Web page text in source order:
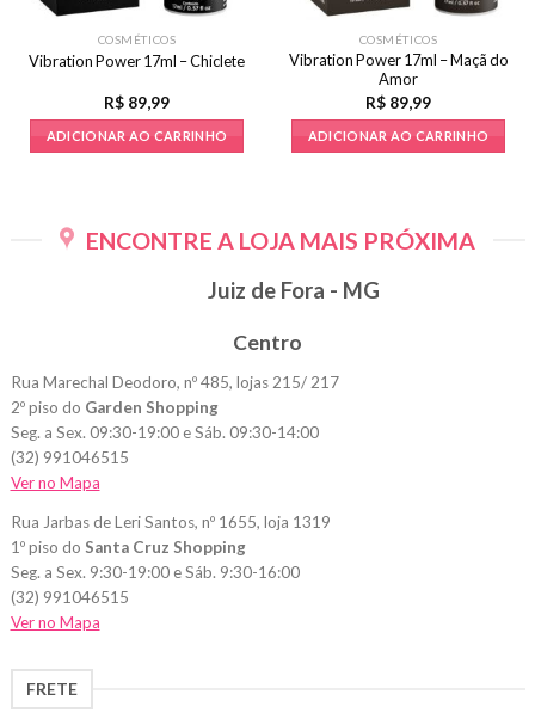
COSMÉTICOS
Vibration Power 17ml – Chiclete
R$ 89,99
ADICIONAR AO CARRINHO
COSMÉTICOS
Vibration Power 17ml – Maçã do
Amor
R$ 89,99
ADICIONAR AO CARRINHO
ENCONTRE A LOJA MAIS PRÓXIMA
Juiz de Fora - MG
Centro
Rua Marechal Deodoro, nº 485, lojas 215/ 217
2º piso do Garden Shopping
Seg. a Sex. 09:30-19:00 e Sáb. 09:30-14:00
(32) 991046515
Ver no Mapa
Rua Jarbas de Leri Santos, nº 1655, loja 1319
1º piso do Santa Cruz Shopping
Seg. a Sex. 9:30-19:00 e Sáb. 9:30-16:00
(32) 991046515
Ver no Mapa
FRETE